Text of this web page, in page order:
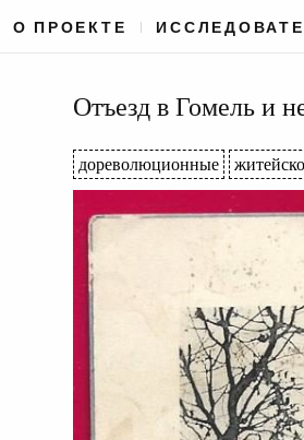
О ПРОЕКТЕ
Отъезд в Гомель и
дореволюционные